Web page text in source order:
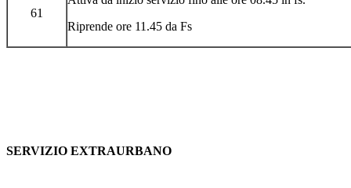
61
Riprende ore 11.45 da Fs
SERVIZIO EXTRAURBANO